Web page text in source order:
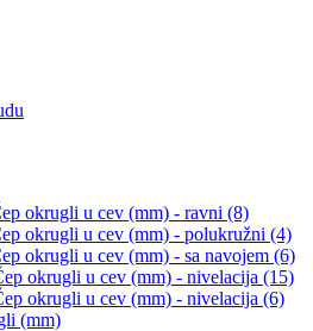
okrugli u cev (mm) - ravni (8)
okrugli u cev (mm) - polukružni (4)
okrugli u cev (mm) - sa navojem (6)
okrugli u cev (mm) - nivelacija (15)
okrugli u cev (mm) - nivelacija (6)
(mm)